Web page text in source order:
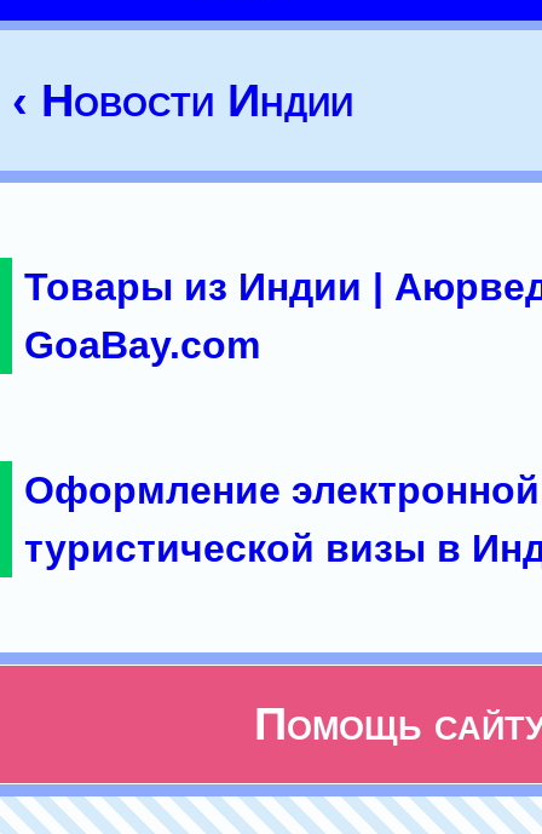
‹ Новости Индии
Товары из Индии |
GoaBay.com
Оформление электронной
туристической визы в
Помощь